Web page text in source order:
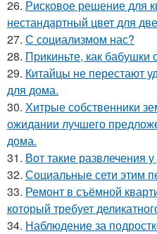
26. Рисковое решение для
нестандартный цвет для
27. С социализмом нас?
28. Прикиньте, как бабушки
29. Китайцы не перестают
для дома.
30. Хитрые собственники
ожидании лучшего
дома.
31. Вот такие развлечения
32. Социальные сети этим
33. Ремонт в съёмной
который требует
34. Наблюдение за